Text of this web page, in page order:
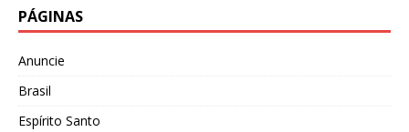
PÁGINAS
Anuncie
Brasil
Espírito Santo